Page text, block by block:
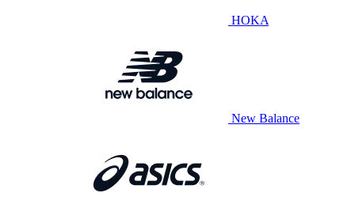
HOKA
New Balance